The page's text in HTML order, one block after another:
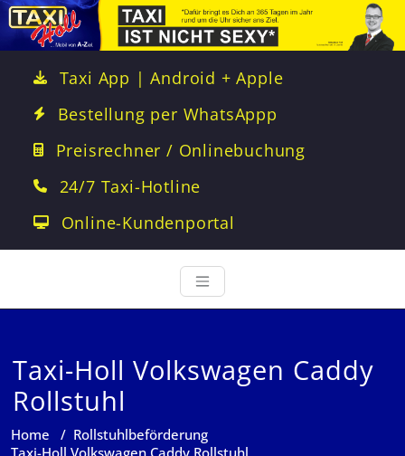
Taxi App | Android + Apple
Bestellung per WhatsAppp
Preisrechner / Onlinebuchung
24/7 Taxi-Hotline
Online-Kundenportal
Taxi-Holl Volkswagen Caddy
Rollstuhl
Home / Rollstuhlbeförderung
Taxi-Holl Volkswagen Caddy Rollstuhl